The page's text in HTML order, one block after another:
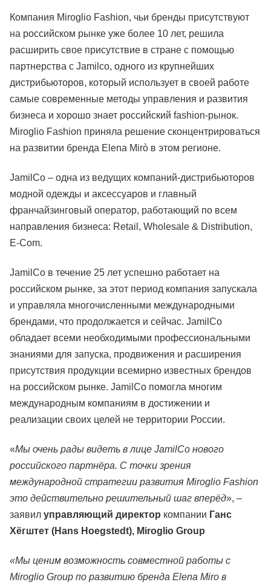
Компания Miroglio Fashion, чьи бренды присутствуют
на российском рынке уже более 10 лет, решила
расширить cвое присутствие в стране с помощью
партнерства с Jamilco, одного из крупнейших
дистрибьюторов, который использует в своей работе
самые современные методы управления и развития
бизнеса и хорошо знает российский fashion-рынок.
Miroglio Fashion приняла решение сконцентрироваться
на развитии бренда Elena Mirò в этом регионе.
JamilСo – одна из ведущих компаний-дистрибьюторов
модной одежды и аксессуаров и главный
франчайзинговый оператор, работающий по всем
направления бизнеса: Retail, Wholesale & Distribution,
E-Com.
JamilCo в течение 25 лет успешно работает на
российском рынке, за этот период компания запускала
и управляла многочисленными международными
брендами, что продолжается и сейчас. JamilСo
обладает всеми необходимыми профессиональными
знаниями для запуска, продвижения и расширения
присутствия продукции всемирно известных брендов
на российском рынке. JamilCo помогла многим
международным компаниям в достижении и
реализации своих целей не территории России.
«Мы очень рады видеть в лице JamilCo нового
российского партнёра. С точки зрения
международной стратегии развития Miroglio Fashion
это действительно решительный шаг вперёд», –
заявил управляющий директор компании Ганс
Хёгштет (Hans Hoegstedt), Miroglio Group
«Мы ценим возможность совместной работы с
Miroglio Group по развитию бренда Elena Miro в